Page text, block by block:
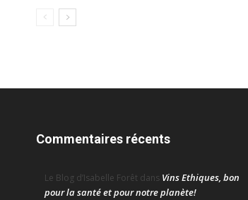
Commentaires récents
Le Blog d’Isabelle Forêt dans Vins Ethiques, bon
pour la santé et pour notre planète!